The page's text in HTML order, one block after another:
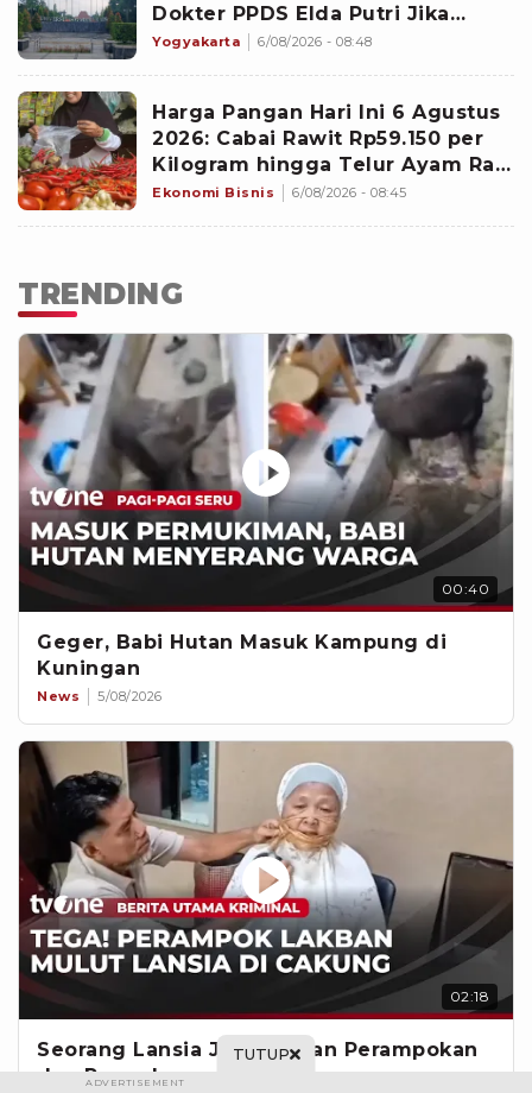
Dokter PPDS Elda Putri Jika
Terbukti Melanggar
Yogyakarta 6/08/2026 - 08:48
Harga Pangan Hari Ini 6 Agustus
2026: Cabai Rawit Rp59.150 per
Kilogram hingga Telur Ayam Ras
Rp29.550 per Kilogram
Ekonomi Bisnis 6/08/2026 - 08:45
TRENDING
00:40
Geger, Babi Hutan Masuk Kampung di
Kuningan
News 5/08/2026
02:18
Seorang Lansia Jadi Korban Perampokan
dan Penyekapan
TUTUP
ADVERTISEMENT